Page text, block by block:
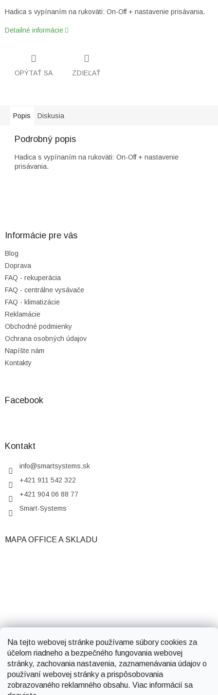
Na tejto webovej stránke používame súbory cookies za
účelom riadneho a bezpečného fungovania webovej
stránky, zachovania nastavenia, zaznamenávania údajov o
používaní webovej stránky a prispôsobovania
zobrazovaného reklamného obsahu. Viac informácií sa
Hadica s vypínaním na rukoväti: On-Off + nastavenie prisávania.
Detailné informácie
OPÝTAŤ SA ZDIEĽAŤ
Popis Diskusia
Podrobný popis
Hadica s vypínaním na rukoväti: On-Off + nastavenie
prisávania.
Informácie pre vás
Blog
Doprava
FAQ - rekuperácia
FAQ - centrálne vysávače
FAQ - klimatizácie
Reklamácie
Obchodné podmienky
Ochrana osobných údajov
Napíšte nám
Kontakty
Facebook
Kontakt
info@smartsystems.sk
+421 911 542 322
+421 904 06 88 77
Smart-Systems
MAPA OFFICE A SKLADU